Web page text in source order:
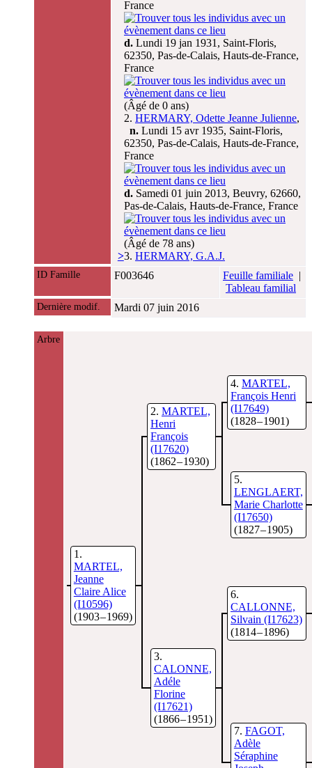
France
d. Lundi 19 jan 1931, Saint-Floris,
62350, Pas-de-Calais, Hauts-de-France,
France
(Âgé de 0 ans)
2. HERMARY, Odette Jeanne Julienne,
n. Lundi 15 avr 1935, Saint-Floris,
62350, Pas-de-Calais, Hauts-de-France,
France
d. Samedi 01 juin 2013, Beuvry, 62660,
Pas-de-Calais, Hauts-de-France, France
(Âgé de 78 ans)
>3. HERMARY, G.A.J.
ID Famille F003646 Feuille familiale |
Tableau familial
Dernière modif. Mardi 07 juin 2016
Arbre
1
MARTEL,
Jeanne
Claire Alice
(I10596)
(1903 – 1969)
2 MARTEL,
Henri
François
(I17620)
(1862 – 1930)
4 MARTEL,
François Henri
(I17649)
(1828 – 1901)
5
LENGLAERT,
Marie Charlotte
(I17650)
(1827 – 1905)
3
CALONNE,
Adéle
Florine
(I17621)
(1866 – 1951)
6
CALLONNE,
Silvain (I17623)
(1814 – 1896)
7 FAGOT,
Adèle
Séraphine